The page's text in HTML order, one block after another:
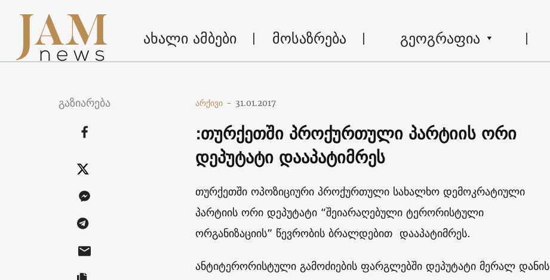
ახალი ამბები მოსაზრება გეოგრაფია
გაზიარება არქივი - 31.01.2017
:თურქეთში პროქურთული პარტიის ორი
დეპუტატი დააპატიმრეს
თურქეთში ოპოზიციური პროქურთული სახალხო დემოკრატიული
პარტიის ორი დეპუტატი “შეიარაღებული ტერორისტული
ორგანიზაციის” წევრობის ბრალდებით დააპატიმრეს.
ანტიტერორისტული გამოძიების ფარგლებში დეპუტატი მერალ დანის